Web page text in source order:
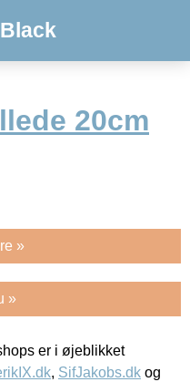
20cm
»
»
er i øjeblikket
, SifJakobs.dk og